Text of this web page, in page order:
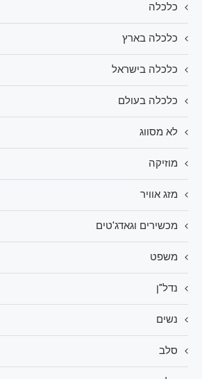
כלכלה
כלכלה בארץ
כלכלה בישראל
כלכלה בעולם
לא מסווג
מוזיקה
מזג אוויר
מכשירים וגאדג'טים
משפט
נדל"ן
נשים
סלב